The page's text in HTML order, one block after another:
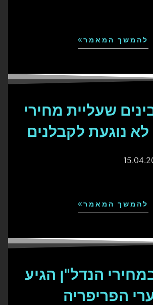
להמשך המאמר
שעליית מחירי
לא נוגעת לקבלנים
להמשך המאמר
הנדל"ן הגיע
הפריפריה